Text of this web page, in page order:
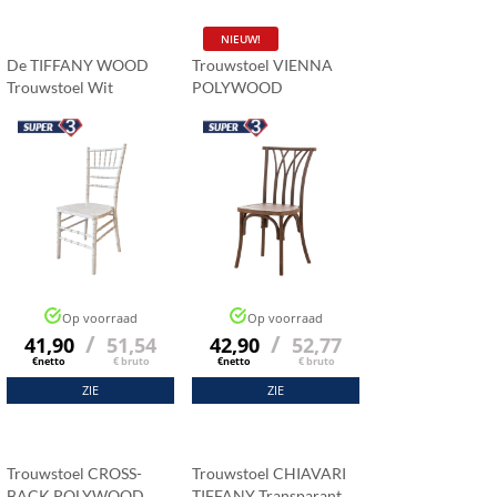
klaptafels werd
Het meubilair is
in ons café.”
De TIFFANY WOOD
Trouwstoel Wit
Op voorraad
41,90
€netto
/ 51,54
€ bruto
ZIE
Trouwstoel VIENNA
POLYWOOD
NIEUW!
Op voorraad
42,90
€netto
/ 52,77
€ bruto
ZIE
Trouwstoel CROSS-
Trouwstoel CHIAVARI